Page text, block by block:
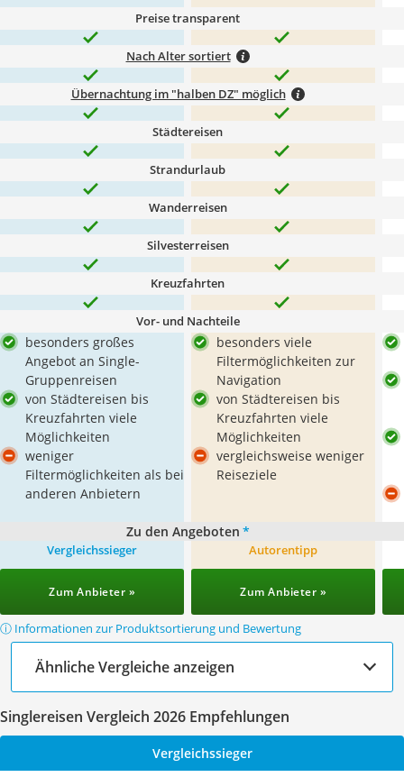
Preise transparent
Nach Alter sortiert
Übernachtung im "halben DZ" möglich
Städtereisen
Strandurlaub
Wanderreisen
Silvesterreisen
Kreuzfahrten
Vor- und Nachteile
besonders großes
Angebot an Single-
Gruppenreisen
von Städtereisen bis
Kreuzfahrten viele
Möglichkeiten
weniger
Filtermöglichkeiten als bei
anderen Anbietern
besonders viele
Filtermöglichkeiten zur
Navigation
von Städtereisen bis
Kreuzfahrten viele
Möglichkeiten
vergleichsweise weniger
Reiseziele
Zu den Angeboten *
Vergleichssieger
Zum Anbieter »
Autorentipp
Zum Anbieter »
ⓘ Informationen zur Produktsortierung und Bewertung
Ähnliche Vergleiche anzeigen
Singlereisen Vergleich 2026 Empfehlungen
Vergleichssieger